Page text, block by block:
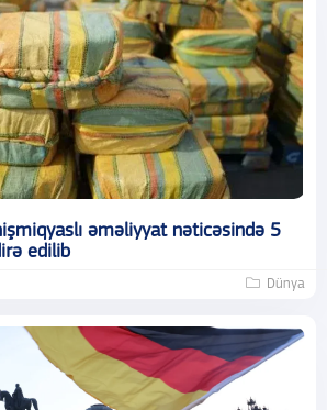
əməliyyat nəticəsində 5
edilib
Dünya